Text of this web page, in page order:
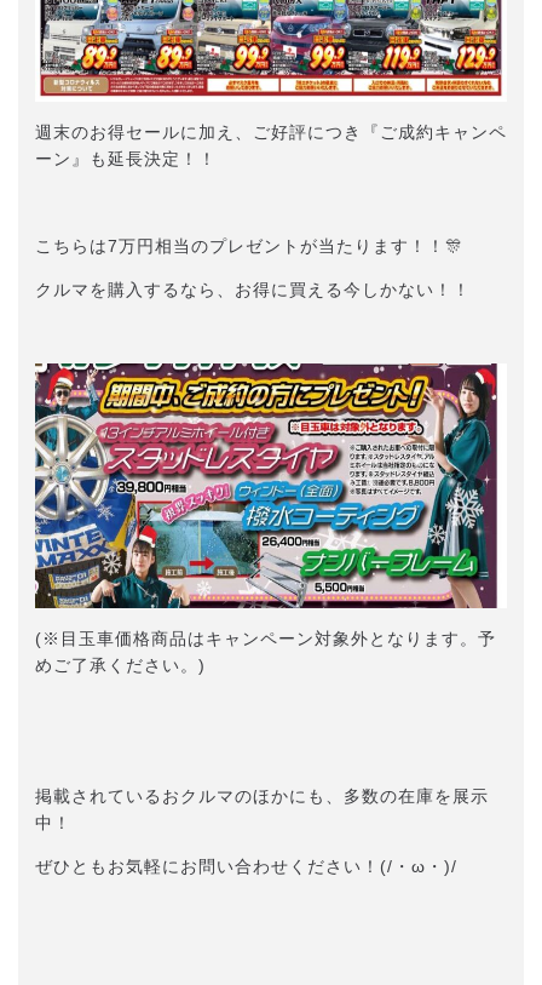
週末のお得セールに加え、ご好評につき『ご成約キャンペ
ーン』も延長決定！！
こちらは7万円相当のプレゼントが当たります！！🎊
クルマを購入するなら、お得に買える今しかない！！
(※目玉車価格商品はキャンペーン対象外となります。予
めご了承ください。)
掲載されているおクルマのほかにも、多数の在庫を展示
中！
ぜひともお気軽にお問い合わせください！(/・ω・)/